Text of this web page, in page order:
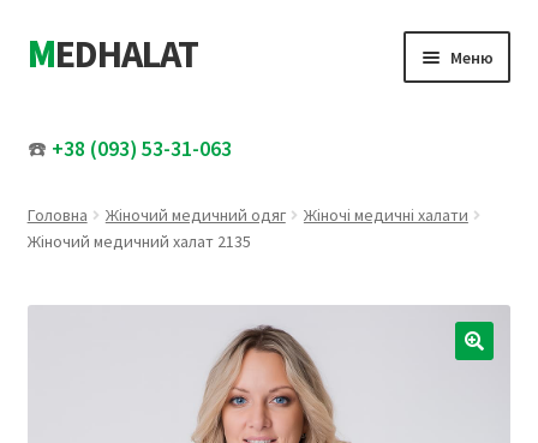
Перейти
до
Перейти
до MEDHALAT Меню
Медичні шапочки
Увесь каталог
☎️ +38 (093) 53-31-063
Головна Жіночий медичний одяг
Жіночі медичні халати
Жіночий медичний халат 2135